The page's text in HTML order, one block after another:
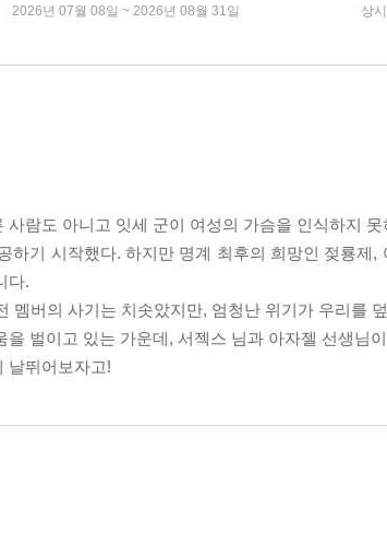
2026년 07월 08일 ~ 2026년 08월 31일 상시
람도 아니고 잇세 군이 여성의 가슴을 인식하지
하기 시작했다. 하지만 명계 최후의 희망인 젖룡제,
다.
멤버의 사기는 치솟았지만, 엄청난 위기가 우리를
벌이고 있는 가운데, 서젝스 님과 아자젤 선생님
날뛰어보자고!